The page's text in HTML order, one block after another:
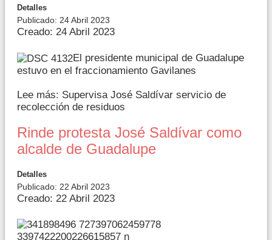
Detalles
Publicado: 24 Abril 2023
Creado: 24 Abril 2023
El presidente municipal de Guadalupe
estuvo en el fraccionamiento Gavilanes
Lee más: Supervisa José Saldívar servicio de
recolección de residuos
Rinde protesta José Saldívar como
alcalde de Guadalupe
Detalles
Publicado: 22 Abril 2023
Creado: 22 Abril 2023